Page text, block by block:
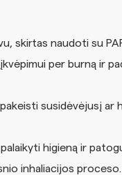
skirtas naudoti su
per burną ir
susidėvėjusį ar
higieną ir
inhaliacijos proceso.